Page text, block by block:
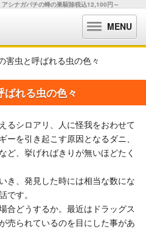
シナガバチの蜂の巣駆除税込12,100円～
MENU
害虫と呼ばれる虫の色々
ばれる虫の色々
るシロアリ、人に怪我をおわせて
ーを引き起こす原因となるダニ、
ど、挙げればきりが無いほどたく
き、発見した時には相当な数にな
です。
合どうするか。最近はドラッグス
売られているのを目にした事があ